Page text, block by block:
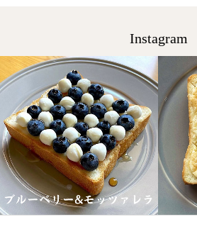
Instagram